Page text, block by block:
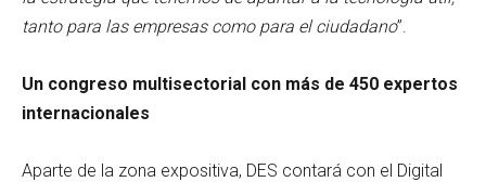
tanto para las empresas como para el ciudadano”.
Un congreso multisectorial con más de 450 expertos
internacionales
Aparte de la zona expositiva, DES contará con el Digital